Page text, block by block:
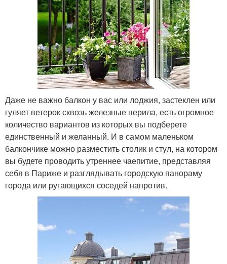
Даже не важно балкон у вас или лоджия, застеклен или
гуляет ветерок сквозь железные перила, есть огромное
количество вариантов из которых вы подберете
единственный и желанный. И в самом маленьком
балкончике можно разместить столик и стул, на котором
вы будете проводить утреннее чаепитие, представляя
себя в Париже и разглядывать городскую панораму
города или ругающихся соседей напротив.